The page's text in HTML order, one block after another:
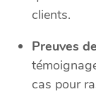
clients.
Preuves
cas pour